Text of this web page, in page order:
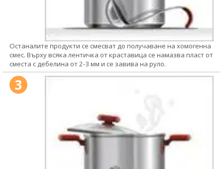
Останалите продукти се смесват до получаване на хомогенна
смес. Върху всяка лентичка от краставица се намазва пласт от
сместа с дебелина от 2-3 мм и се завива на руло.
3